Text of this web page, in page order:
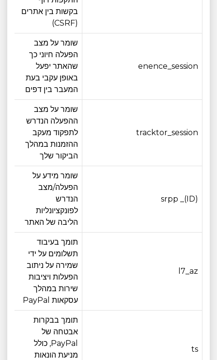
בקשות בין אתרים
(CSRF)
enence_session
שומר על מצב
הפעלה חיוני כך
שהאתר יפעל
באופן עקבי בעת
המעבר בין דפים
tracktor_session
שומר על מצב
ההפעלה הנדרש
לתפקוד מעקב
ההזמנות במהלך
הביקור שלך
srpp _(ID)
שומר מידע על
הפעלה/מצב
הנדרש
לפונקציונליות
הליבה של האתר
l7_az
תומך בעיבוד
תשלומים על ידי
שמירה על ניתוב
הפעלות ויציבות
שירות במהלך
עסקאות PayPal
ts
תומך בבקרות
אבטחה של
PayPal, כולל
מניעת הונאות